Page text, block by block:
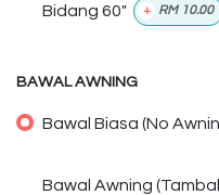
Bidang 60" + RM 10.00
BAWAL AWNING
Bawal Biasa (No
Bawal Awning